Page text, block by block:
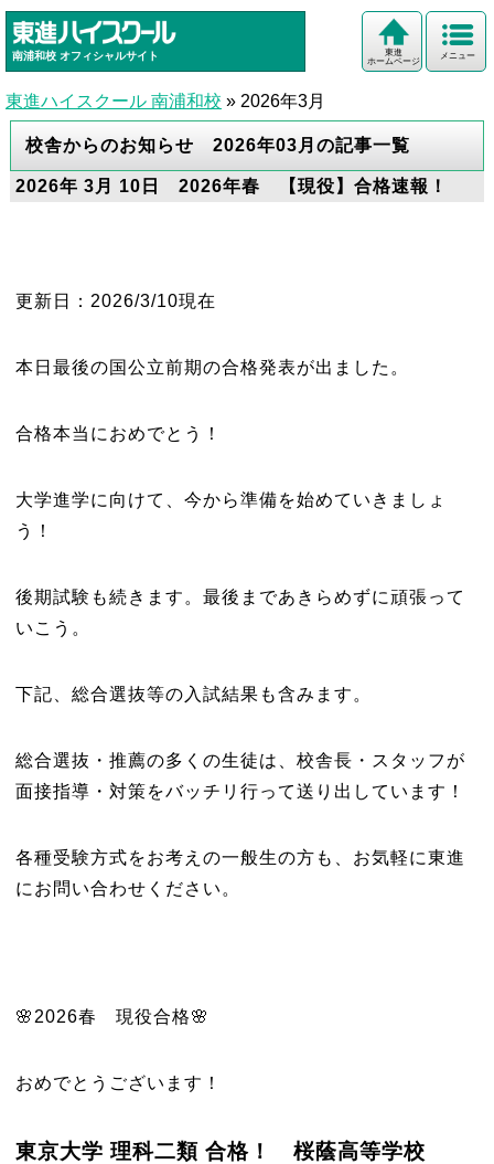
南浦和校 オフィシャルサイト メニュー
東進
ホームページ
東進ハイスクール 南浦和校 » 2026年3月
校舎からのお知らせ 2026年03月の記事一覧
2026年 3月 10日 2026年春 【現役】合格速報！
更新日：2026/3/10現在
本日最後の国公立前期の合格発表が出ました。
合格本当におめでとう！
大学進学に向けて、今から準備を始めていきましょ
う！
後期試験も続きます。最後まであきらめずに頑張って
いこう。
下記、総合選抜等の入試結果も含みます。
総合選抜・推薦の多くの生徒は、校舎長・スタッフが
面接指導・対策をバッチリ行って送り出しています！
各種受験方式をお考えの一般生の方も、お気軽に東進
にお問い合わせください。
🌸2026春 現役合格🌸
おめでとうございます！
東京大学 理科二類 合格！ 桜蔭高等学校